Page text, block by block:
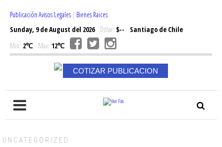
Publicación Avisos Legales | Bienes Raices
Sunday, 9 de August del 2026Dólar: $--
Santiago de Chile
Min: 2℃ Max: 12℃
COTIZAR PUBLICACION
UNCATEGORIZED